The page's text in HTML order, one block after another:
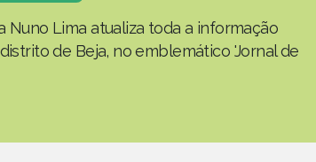
Nuno Lima atualiza toda a informação
de Beja, no emblemático 'Jornal de